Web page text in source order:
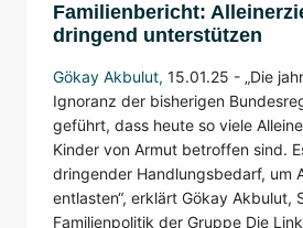
Familienbericht:
dringend unterstützen
Gökay Akbulut, 15.01.25 - „Die
Ignoranz der bisherigen
geführt, dass heute so viele
Kinder von Armut betroffen sind.
dringender Handlungsbedarf, um
entlasten“, erklärt Gökay Akbulut,
Familienpolitik der Gruppe Die